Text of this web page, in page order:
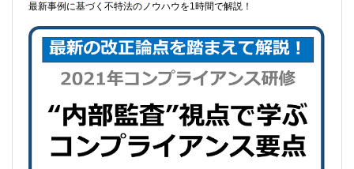
最新事例に基づく不特法のノウハウを1時間で解説！